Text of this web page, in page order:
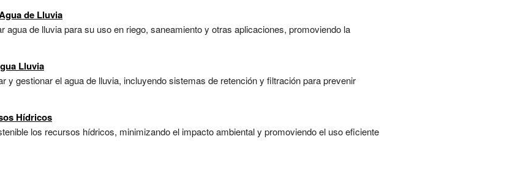
de Lluvia
de lluvia para su uso en riego, saneamiento y otras aplicaciones, promoviendo la
Lluvia
y gestionar el agua de lluvia, incluyendo sistemas de retención y filtración para prevenir
Hídricos
los recursos hídricos, minimizando el impacto ambiental y promoviendo el uso eficiente